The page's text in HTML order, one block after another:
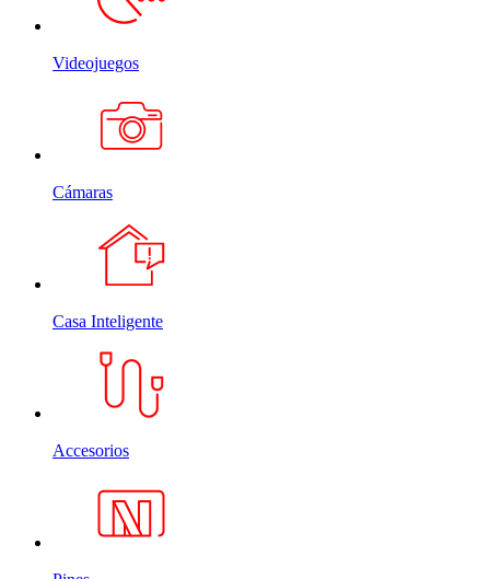
Videojuegos
Cámaras
Casa Inteligente
Accesorios